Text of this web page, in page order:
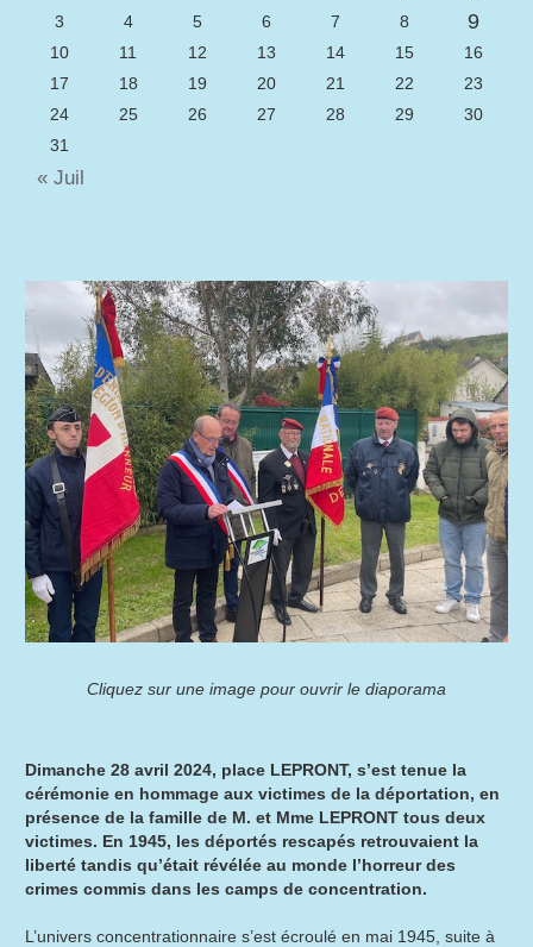
Cliquez sur une image pour ouvrir le diaporama
Dimanche 28 avril 2024, place LEPRONT, s’est tenue la
cérémonie en hommage aux victimes de la déportation, en
présence de la famille de M. et Mme LEPRONT tous deux
victimes. En 1945, les déportés rescapés retrouvaient la
liberté tandis qu’était révélée au monde l’horreur des
crimes commis dans les camps de concentration.
L’univers concentrationnaire s’est écroulé en mai 1945, suite à
3
4 5 6 7 8 9
10 11 12 13 14 15
16
17
18 19 20 21 22
23
24
25 26 27 28 29
30
31
« Juil